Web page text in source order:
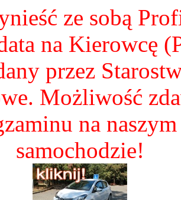
ze sobą
na Kierowcę
przez
Możliwość
na naszym
samochodzie!